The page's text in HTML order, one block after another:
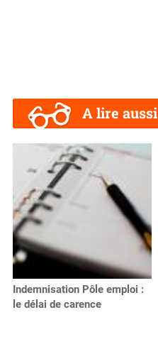
A lire aussi
Indemnisation Pôle emploi :
le délai de carence